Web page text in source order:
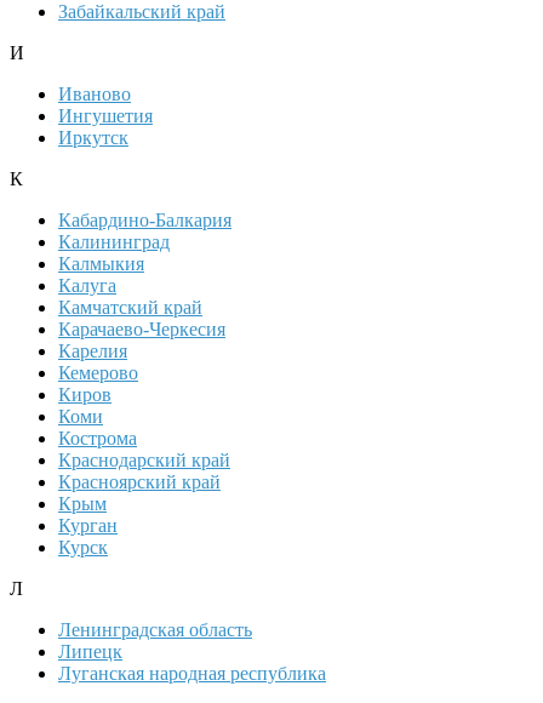
Забайкальский край
И
Иваново
Ингушетия
Иркутск
К
Кабардино-Балкария
Калининград
Калмыкия
Калуга
Камчатский край
Карачаево-Черкесия
Карелия
Кемерово
Киров
Коми
Кострома
Краснодарский край
Красноярский край
Крым
Курган
Курск
Л
Ленинградская область
Липецк
Луганская народная республика